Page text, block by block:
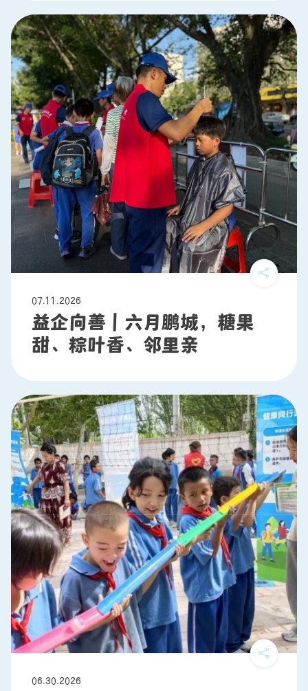
07.11.2026
益企向善｜六月鹏城，糖果
甜、粽叶香、邻里亲
06.30.2026